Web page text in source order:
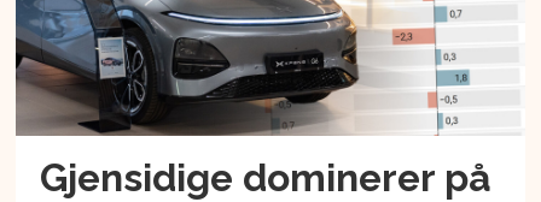
Gjensidige dominerer på